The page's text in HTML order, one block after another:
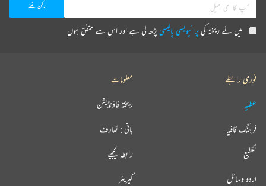
میں نے ریختہ کیپرائیویسی پالیسیپڑھ لی ہے اور اس سے متفق ہوں
فوری رابطے
عطیہ
فرہنگ قافیہ
تقطیع
اردو وسائل
معلومات
ریختہ فاؤنڈیشن
بانی : تعارف
رابطہ کیجیے
کیریئر